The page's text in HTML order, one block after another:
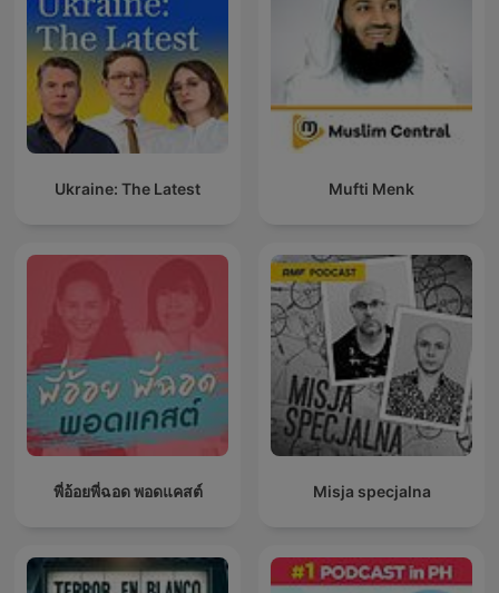
Ukraine: The Latest Mufti Menk
พี่อ้อยพี่ฉอด พอดแคสต์ Misja specjalna